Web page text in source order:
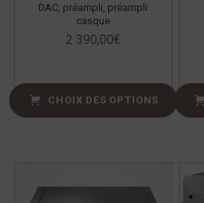
DAC, préampli, préampli
casque
2 390,00€
CHOIX DES OPTIONS